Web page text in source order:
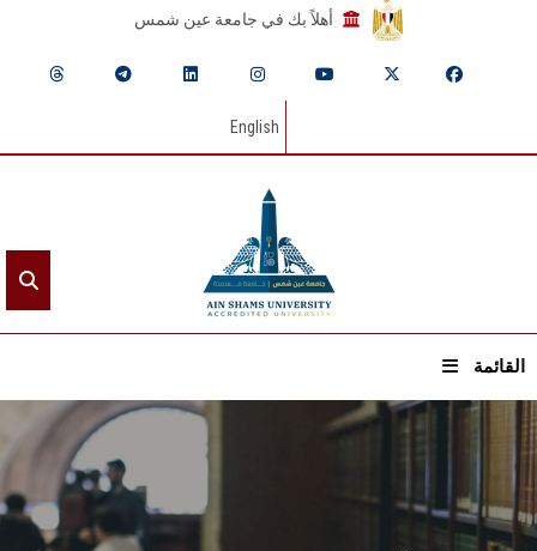
أهلاً بك في جامعة عين شمس
English
القائمة
الرئيسيـة
عن الجامعة